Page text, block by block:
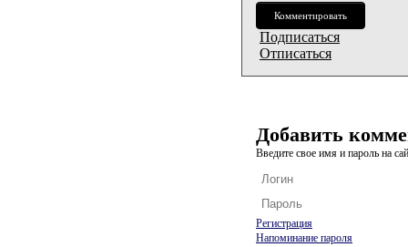
Комментировать
Подписаться
Отписаться
Добавить
Введите свое имя и пароль на
Регистрация
Напоминание пароля